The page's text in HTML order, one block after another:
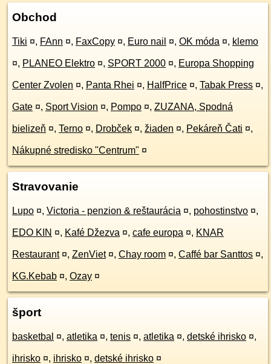
Obchod
Tiki ¤, FAnn ¤, FaxCopy ¤, Euro nail ¤, OK móda ¤, klemo
¤, PLANEO Elektro ¤, SPORT 2000 ¤, Europa Shopping
Center Zvolen ¤, Panta Rhei ¤, HalfPrice ¤, Tabak Press ¤,
Gate ¤, Sport Vision ¤, Pompo ¤, ZUZANA, Spodná
bielizeň ¤, Terno ¤, Drobček ¤, žiaden ¤, Pekáreň Čati ¤,
Nákupné stredisko "Centrum" ¤
Stravovanie
Lupo ¤, Victoria - penzion & reštaurácia ¤, pohostinstvo ¤,
EDO KIN ¤, Kafé Džezva ¤, cafe europa ¤, KNAR
Restaurant ¤, ZenViet ¤, Chay room ¤, Caffé bar Santtos ¤,
KG.Kebab ¤, Ozay ¤
šport
basketbal ¤, atletika ¤, tenis ¤, atletika ¤, detské ihrisko ¤,
ihrisko ¤, ihrisko ¤, detské ihrisko ¤